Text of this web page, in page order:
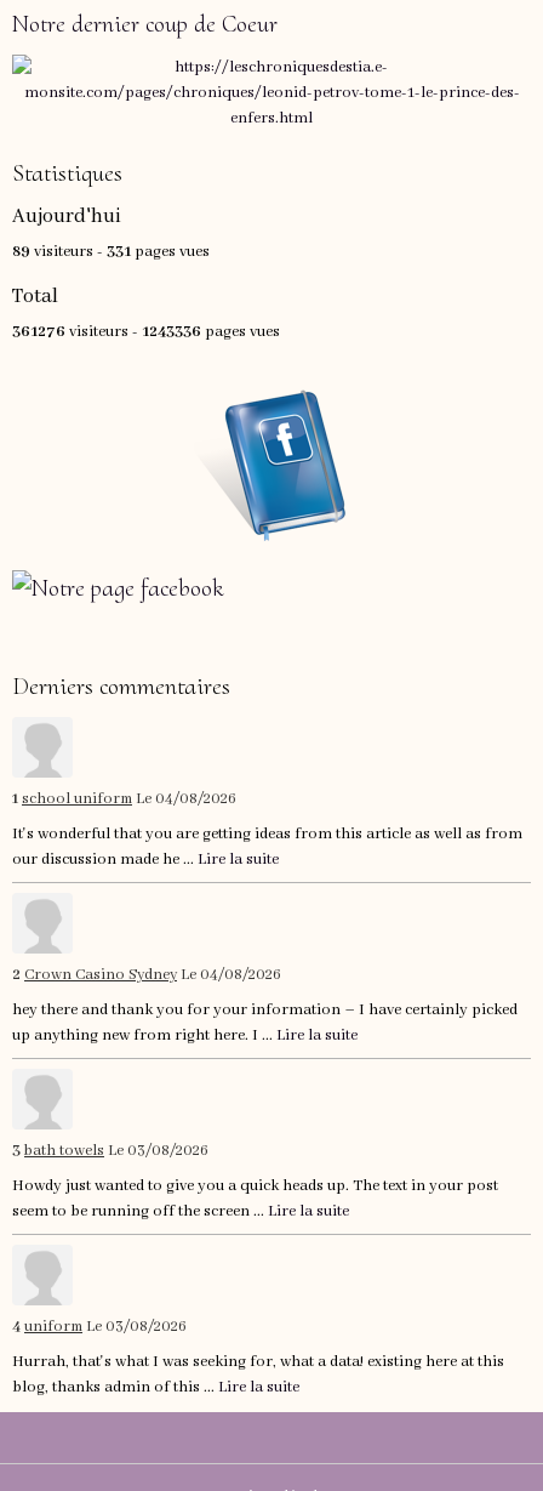
Notre dernier coup de Coeur
Statistiques
Aujourd'hui
89 visiteurs - 331 pages vues
Total
361276 visiteurs - 1243336 pages vues
Derniers commentaires
1school uniform Le 04/08/2026
It's wonderful that you are getting ideas from this article as well as from
our discussion made he ... Lire la suite
2 Crown Casino Sydney Le 04/08/2026
hey there and thank you for your information – I have certainly picked
up anything new from right here. I ... Lire la suite
3bath towels Le 03/08/2026
Howdy just wanted to give you a quick heads up. The text in your post
seem to be running off the screen ... Lire la suite
4uniform Le 03/08/2026
Hurrah, that's what I was seeking for, what a data! existing here at this
blog, thanks admin of this ... Lire la suite